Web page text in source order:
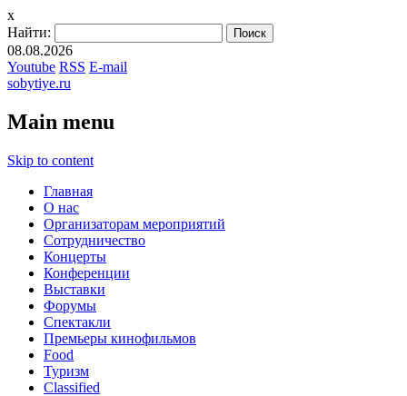
x
Найти:
08.08.2026
Youtube RSS E-mail
sobytiye.ru
Main menu
Skip to content
Главная
О нас
Организаторам мероприятий
Сотрудничество
Концерты
Конференции
Выставки
Форумы
Спектакли
Премьеры кинофильмов
Food
Туризм
Сlassified